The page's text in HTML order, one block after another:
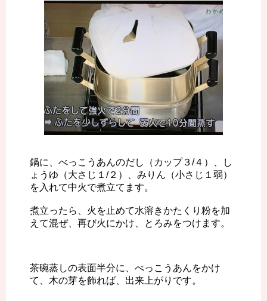
鍋に、べっこうあんのだし（カップ３/４）、し
ょうゆ（大さじ１/２）、みりん（小さじ１弱）
を入れて中火で煮立てます。
煮立ったら、火を止めて水溶きかたくり粉を加
えて混ぜ、再び火にかけ、とろみをつけます。
茶碗蒸しの表面半分に、べっこうあんをかけ
て、木の芽を飾れば、出来上がりです。